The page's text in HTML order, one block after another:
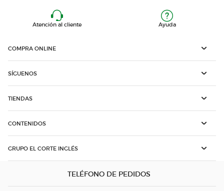
Atención al cliente Ayuda
COMPRA ONLINE
SÍGUENOS
TIENDAS
CONTENIDOS
GRUPO EL CORTE INGLÉS
TELÉFONO DE PEDIDOS